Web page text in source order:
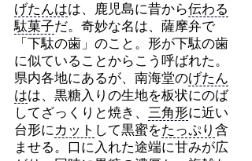
げたんはは、鹿児島に昔から伝わる
駄菓子だ。奇妙な名は、薩摩弁で
「下駄の歯」のこと。形が下駄の歯
に似ていることからこう呼ばれた。
県内各地にあるが、南海堂のげたん
はは、黒糖入りの生地を板状にのば
してざっくりと焼き、 三角形に近い
台形に カット して黒蜜をたっぷり 含
ませる。口に入れた途端に甘みが広